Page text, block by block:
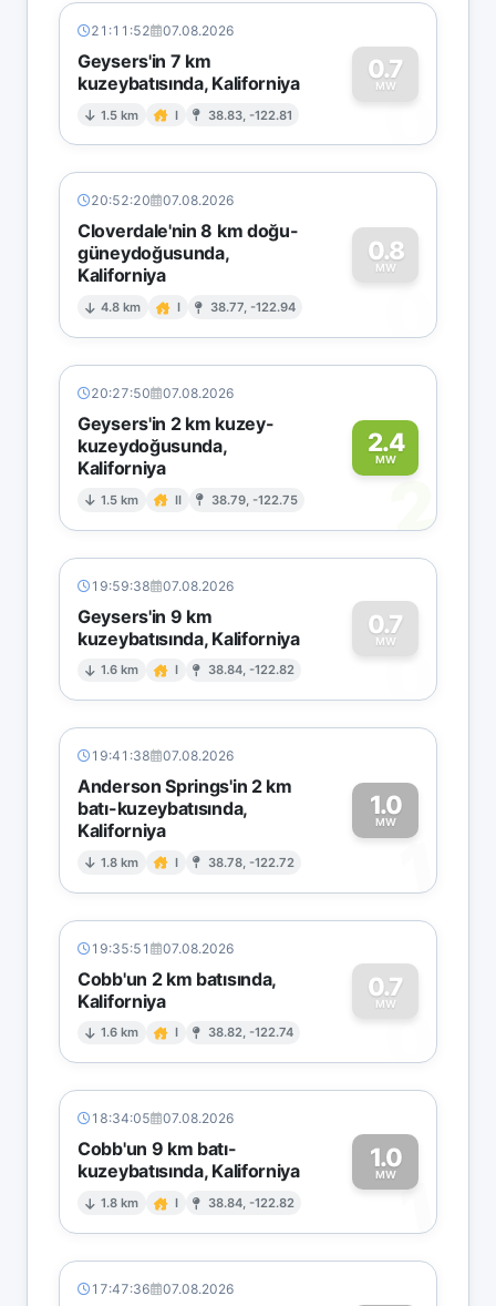
21:11:52 07.08.2026
Geysers'in 7 km
kuzeybatısında, Kaliforniya
1.5 km I 38.83, -122.81
0.7
MW
0
20:52:20 07.08.2026
Cloverdale'nin 8 km doğu-
güneydoğusunda,
Kaliforniya
4.8 km I 38.77, -122.94
0.8
MW
0
20:27:50 07.08.2026
Geysers'in 2 km kuzey-
kuzeydoğusunda,
Kaliforniya
1.5 km II 38.79, -122.75
2.4
MW
2
19:59:38 07.08.2026
Geysers'in 9 km
kuzeybatısında, Kaliforniya
1.6 km I 38.84, -122.82
0.7
MW
0
19:41:38 07.08.2026
Anderson Springs'in 2 km
batı-kuzeybatısında,
Kaliforniya
1.8 km I 38.78, -122.72
1.0
MW
1
19:35:51 07.08.2026
Cobb'un 2 km batısında,
Kaliforniya
1.6 km I 38.82, -122.74
0.7
MW
0
18:34:05 07.08.2026
Cobb'un 9 km batı-
kuzeybatısında, Kaliforniya
1.8 km I 38.84, -122.82
1.0
MW1
17:47:36 07.08.2026